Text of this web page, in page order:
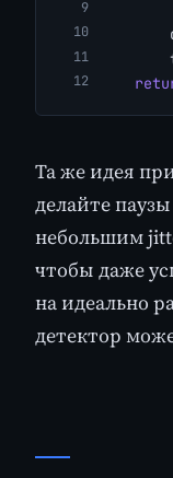
Та же идея
делайте
небольшим
чтобы даже
на идеально
детектор